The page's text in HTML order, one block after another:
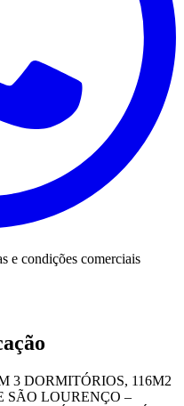
e condições comerciais
3 DORMITÓRIOS, 116M2
SÃO LOURENÇO –